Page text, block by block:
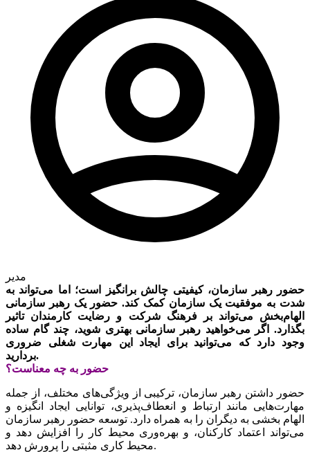
مدیر
حضور رهبر سازمان، کیفیتی چالش برانگیز است؛ اما می‌تواند به
شدت به موفقیت یک سازمان کمک کند. حضور یک رهبر سازمانی
الهام‌‌‌بخش می‌تواند بر فرهنگ شرکت و رضایت کارمندان تاثیر
بگذارد. اگر می‌‌‌خواهید رهبر سازمانی بهتری شوید، چند گام ساده
وجود دارد که می‌توانید برای ایجاد این مهارت شغلی ضروری
بردارید.
حضور به چه معناست؟
حضور داشتن رهبر سازمان، ترکیبی از ویژگی‌‌‌های مختلف، از جمله
مهارت‌‌‌هایی مانند ارتباط و انعطاف‌‌‌پذیری، توانایی ایجاد انگیزه و
الهام بخشی به دیگران را به همراه دارد. توسعه حضور رهبر سازمان
می‌تواند اعتماد کارکنان، و بهره‌‌‌وری محیط کار را افزایش دهد و
محیط کاری مثبتی را پرورش دهد.